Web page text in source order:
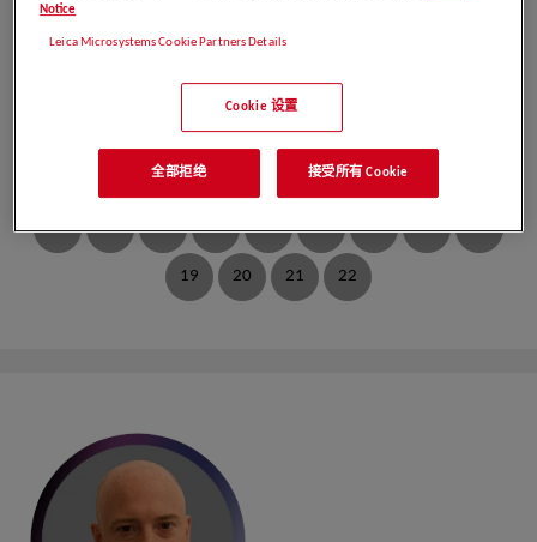
郑晓业
出版物：10
3 6 7
10 11 12 13 14 15 16 17 18
19 20 21 22
Notice
Leica Microsystems Cookie Partners Details
Cookie 设置
全部拒绝 接受所有 Cookie